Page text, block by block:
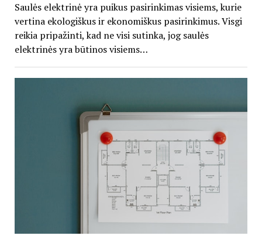
Saulės elektrinė yra puikus pasirinkimas visiems, kurie
vertina ekologiškus ir ekonomiškus pasirinkimus. Visgi
reikia pripažinti, kad ne visi sutinka, jog saulės
elektrinės yra būtinos visiems…